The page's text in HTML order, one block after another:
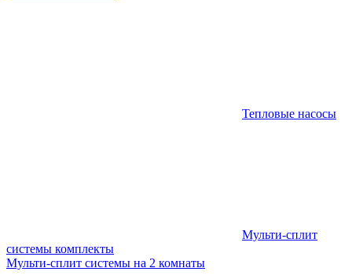
Тепловые насосы
Мульти-сплит
системы комплекты
Мульти-сплит системы на 2 комнаты